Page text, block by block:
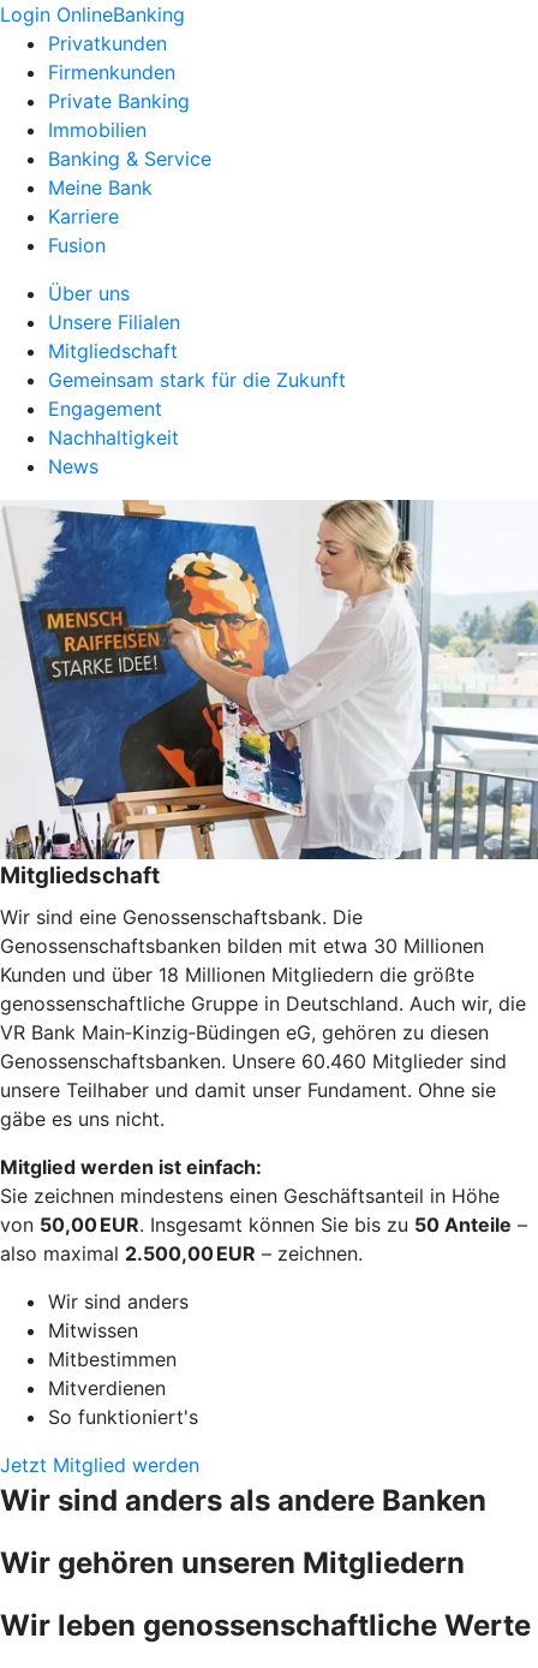
Login OnlineBanking
Privatkunden
Firmenkunden
Private Banking
Immobilien
Banking & Service
Meine Bank
Karriere
Fusion
Über uns
Unsere Filialen
Mitgliedschaft
Gemeinsam stark für die Zukunft
Engagement
Nachhaltigkeit
News
Mitgliedschaft
Wir sind eine Genossenschaftsbank. Die
Genossenschaftsbanken bilden mit etwa 30 Millionen
Kunden und über 18 Millionen Mitgliedern die größte
genossenschaftliche Gruppe in Deutschland. Auch wir, die
VR Bank Main‑Kinzig‑Büdingen eG, gehören zu diesen
Genossenschaftsbanken. Unsere 60.460 Mitglieder sind
unsere Teilhaber und damit unser Fundament. Ohne sie
gäbe es uns nicht.
Mitglied werden ist einfach:
Sie zeichnen mindestens einen Geschäftsanteil in Höhe
von 50,00 EUR. Insgesamt können Sie bis zu 50 Anteile –
also maximal 2.500,00 EUR – zeichnen.
Wir sind anders
Mitwissen
Mitbestimmen
Mitverdienen
So funktioniert's
Jetzt Mitglied werden
Wir sind anders als andere Banken
Wir gehören unseren Mitgliedern
Wir leben genossenschaftliche Werte